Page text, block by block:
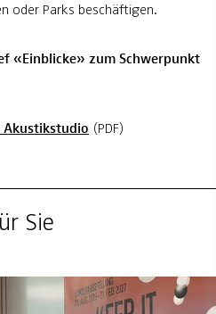
oder Parks beschäftigen.
«Einblicke» zum Schwerpunkt
(PDF)
Sie